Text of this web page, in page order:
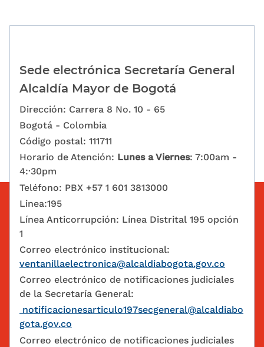
Sede electrónica Secretaría General
Alcaldía Mayor de Bogotá
Dirección: Carrera 8 No. 10 - 65
Bogotá - Colombia
Código postal: 111711
Horario de Atención: Lunes a Viernes: 7:00am -
4:·30pm
Teléfono: PBX +57 1 601 3813000
Linea:195
Línea Anticorrupción: Línea Distrital 195 opción
1
Correo electrónico institucional:
ventanillaelectronica@alcaldiabogota.gov.co
Correo electrónico de notificaciones judiciales
de la Secretaría General:
notificacionesarticulo197secgeneral@alcaldiabo
gota.gov.co
Correo electrónico de notificaciones judiciales